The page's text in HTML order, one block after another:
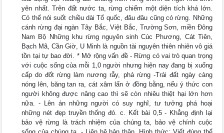
yên nhất. Trên đất nước ta, rừng chiếm một diện tích khá lớn.
Có thể nói suốt chiều dài Tổ quốc, đâu đâu cũng có rừng. Những
cánh rừng đại ngàn Tây Bắc, Việt Bắc, Trường Sơn, miền Đông
Nam Bộ Những khu rừng nguyên sinh Cúc Phương, Cát Tiên,
Bạch Mã, Cần Giờ, U Minh là nguồn tài nguyên thiên nhiên vô giá
tồn tại tự bao đời. * Mở rộng vấn đề - Rừng có vai trò quan trọng
với cuộc sống của mỗi 1,0 người nhưng hiện nay đang bị xuống
cấp do đốt rừng làm nương rẫy, phá rừng -Trái đất ngày càng
nóng lên, băng tan ra, cát xâm lấn ở đồng bằng, nếu ý thức con
người không được nâng cao thì sẽ còn nhiêu thiệt hại lớn hơn
nữa. - Lên án những người có suy nghĩ, tư tưởng phá hoại
những nét đẹp truyền thống đó. c. Kết bài 0,5 - Khẳng định lại
bảo vệ rừng là trách nhiệm của chúng ta, bảo vệ chính cuộc